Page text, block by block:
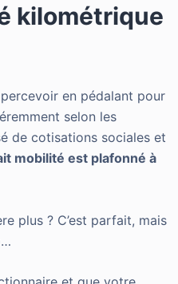
kilométrique
en pédalant pour
selon les
de cotisations sociales et
mobilité est plafonné à
plus ? C’est parfait, mais
…